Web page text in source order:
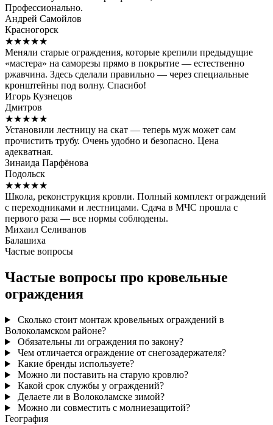
Профессионально.
Андрей Самойлов
Красногорск
★★★★★
Меняли старые ограждения, которые крепили предыдущие
«мастера» на саморезы прямо в покрытие — естественно
ржавчина. Здесь сделали правильно — через специальные
кронштейны под волну. Спасибо!
Игорь Кузнецов
Дмитров
★★★★★
Установили лестницу на скат — теперь муж может сам
прочистить трубу. Очень удобно и безопасно. Цена
адекватная.
Зинаида Парфёнова
Подольск
★★★★★
Школа, реконструкция кровли. Полный комплект ограждений
с переходниками и лестницами. Сдача в МЧС прошла с
первого раза — все нормы соблюдены.
Михаил Селиванов
Балашиха
Частые вопросы
Частые вопросы про кровельные
ограждения
Сколько стоит монтаж кровельных ограждений в
Волоколамском районе?
Обязательны ли ограждения по закону?
Чем отличается ограждение от снегозадержателя?
Какие бренды используете?
Можно ли поставить на старую кровлю?
Какой срок службы у ограждений?
Делаете ли в Волоколамске зимой?
Можно ли совместить с молниезащитой?
География